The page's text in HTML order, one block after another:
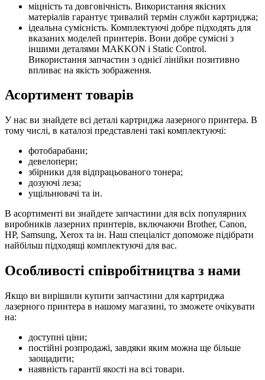
міцність та довговічність. Використання якісних
матеріалів гарантує тривалий термін служби картриджа;
ідеальна сумісність. Комплектуючі добре підходять для
вказаних моделей принтерів. Вони добре сумісні з
іншими деталями MAKKON і Static Control.
Використання запчастин з однієї лінійки позитивно
впливає на якість зображення.
Асортимент товарів
У нас ви знайдете всі деталі картриджа лазерного принтера. В
тому числі, в каталозі представлені такі комплектуючі:
фотобарабани;
девелопери;
збірники для відпрацьованого тонера;
дозуючі леза;
ущільнювачі та ін.
В асортименті ви знайдете запчастини для всіх популярних
виробників лазерних принтерів, включаючи Brother, Canon,
HP, Samsung, Xerox та ін. Наш спеціаліст допоможе підібрати
найбільш підходящі комплектуючі для вас.
Особливості співробітництва з нами
Якщо ви вирішили купити запчастини для картриджа
лазерного принтера в нашому магазині, то зможете очікувати
на:
доступні ціни;
постійні розпродажі, завдяки яким можна ще більше
заощадити;
наявність гарантії якості на всі товари.